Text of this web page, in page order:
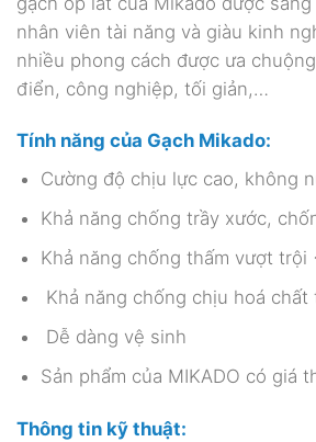
nhân viên tài năng và giàu kinh
nhiều phong cách được ưa
điển, công nghiệp, tối giản,…
Tính năng của Gạch Mikado:
Cường độ chịu lực cao, không
Khả năng chống trầy xước,
Khả năng chống thấm vượt trội
Khả năng chống chịu hoá
Dễ dàng vệ sinh
Sản phẩm của MIKADO có giá
Thông tin kỹ thuật: